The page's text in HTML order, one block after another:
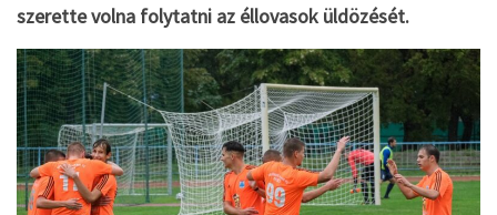
szerette volna folytatni az éllovasok üldözését.